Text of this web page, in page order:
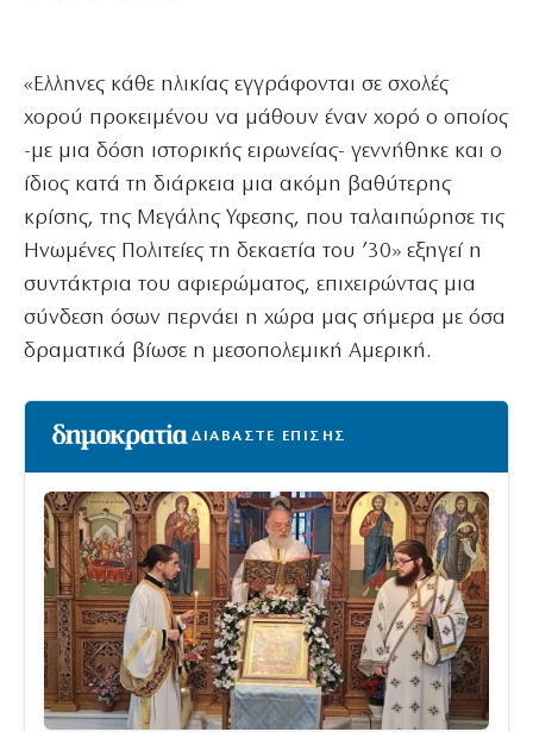
«Ελληνες κάθε ηλικίας εγγράφονται σε σχολές
χορού προκειμένου να μάθουν έναν χορό ο οποίος
-με μια δόση ιστορικής ειρωνείας- γεννήθηκε και ο
ίδιος κατά τη διάρκεια μια ακόμη βαθύτερης
κρίσης, της Μεγάλης Υφεσης, που ταλαιπώρησε τις
Ηνωμένες Πολιτείες τη δεκαετία του ’30» εξηγεί η
συντάκτρια του αφιερώματος, επιχειρώντας μια
σύνδεση όσων περνάει η χώρα μας σήμερα με όσα
δραματικά βίωσε η μεσοπολεμική Αμερική.
ΔΙΑΒΑΣΤΕ ΕΠΙΣΗΣ